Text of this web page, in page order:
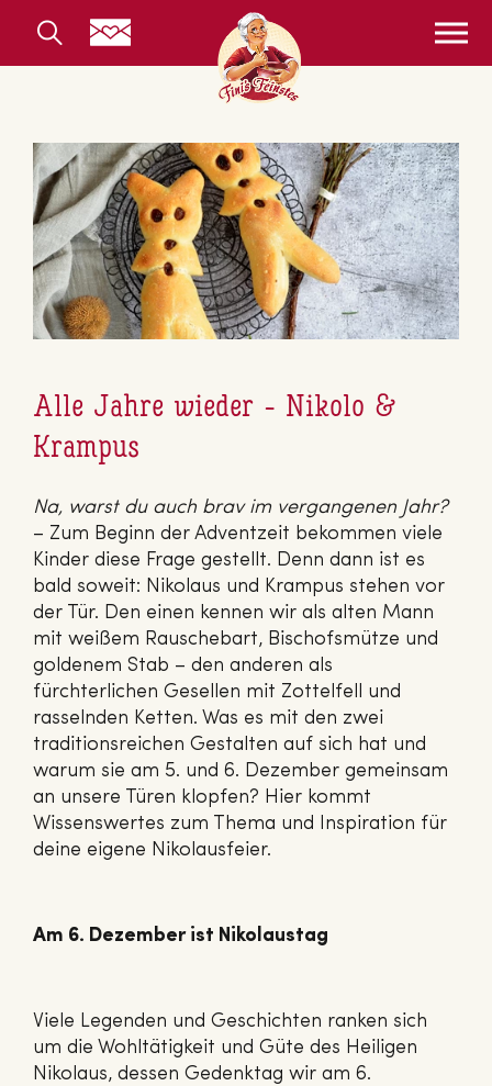
Alle Jahre wieder - Nikolo &
Krampus
Na, warst du auch brav im vergangenen Jahr?
– Zum Beginn der Adventzeit bekommen viele
Kinder diese Frage gestellt. Denn dann ist es
bald soweit: Nikolaus und Krampus stehen vor
der Tür. Den einen kennen wir als alten Mann
mit weißem Rauschebart, Bischofsmütze und
goldenem Stab – den anderen als
fürchterlichen Gesellen mit Zottelfell und
rasselnden Ketten. Was es mit den zwei
traditionsreichen Gestalten auf sich hat und
warum sie am 5. und 6. Dezember gemeinsam
an unsere Türen klopfen? Hier kommt
Wissenswertes zum Thema und Inspiration für
deine eigene Nikolausfeier.
Am 6. Dezember ist Nikolaustag
Viele Legenden und Geschichten ranken sich
um die Wohltätigkeit und Güte des Heiligen
Nikolaus, dessen Gedenktag wir am 6.